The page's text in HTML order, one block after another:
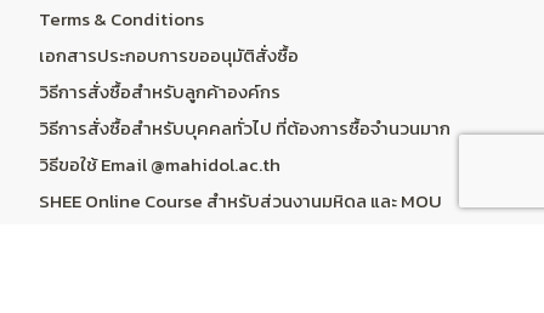
Terms & Conditions
เอกสารประกอบการขออนุมัติสั่งซื้อ
วิธีการสั่งซื้อสำหรับลูกค้าองค์กร
วิธีการสั่งซื้อสำหรับบุคคลทั่วไป ที่ต้องการซื้อจำนวนมาก
วิธีขอใช้ Email @mahidol.ac.th
SHEE Online Course สำหรับส่วนงานมหิดล และ MOU